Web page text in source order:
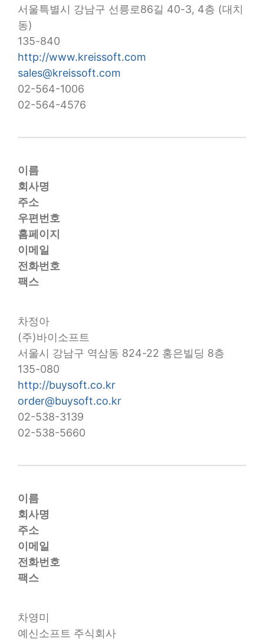
서울특별시 강남구 선릉로86길 40-3, 4층 (대치
동)
135-840
http://www.kreissoft.com
sales@kreissoft.com
02-564-1006
02-564-4576
이름
회사명
주소
우편번호
홈페이지
이메일
전화번호
팩스
차정아
(주)바이소프트
서울시 강남구 역삼동 824-22 홍은빌딩 8층
135-080
http://buysoft.co.kr
order@buysoft.co.kr
02-538-3139
02-538-5660
이름
회사명
주소
이메일
전화번호
팩스
차영미
예신소프트 주식회사